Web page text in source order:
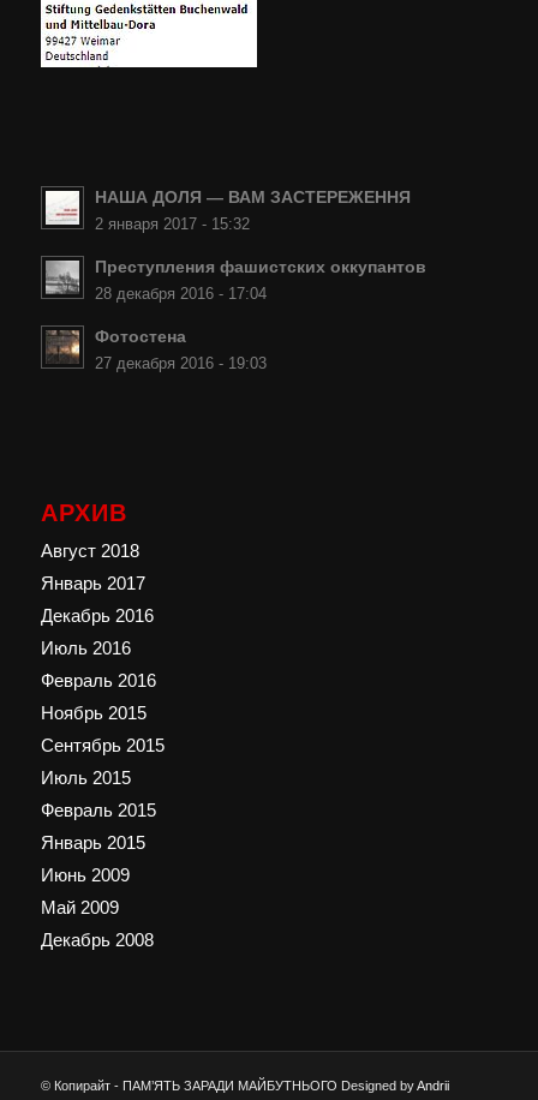
НАША ДОЛЯ — ВАМ ЗАСТЕРЕЖЕННЯ
2 января 2017 - 15:32
Преступления фашистских оккупантов
28 декабря 2016 - 17:04
Фотостена
27 декабря 2016 - 19:03
АРХИВ
Август 2018
Январь 2017
Декабрь 2016
Июль 2016
Февраль 2016
Ноябрь 2015
Сентябрь 2015
Июль 2015
Февраль 2015
Январь 2015
Июнь 2009
Май 2009
Декабрь 2008
© Копирайт - ПАМ’ЯТЬ ЗАРАДИ МАЙБУТНЬОГО Designed byAndrii